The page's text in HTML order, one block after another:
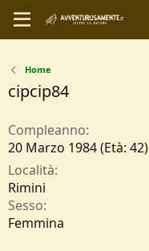
Home
cipcip84
Compleanno
20 Marzo 1984 (Età: 42)
Località
Rimini
Sesso
Femmina